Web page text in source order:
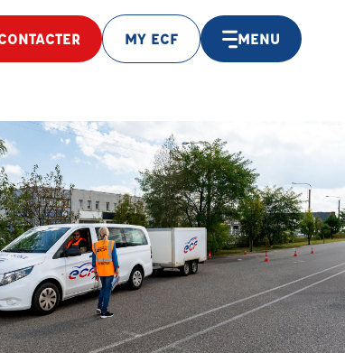
MY ECF MENU